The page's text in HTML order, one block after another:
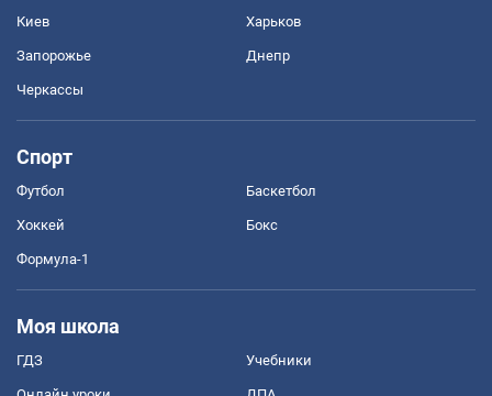
Киев Харьков
Запорожье Днепр
Черкассы
Спорт
Футбол Баскетбол
Хоккей Бокс
Формула-1
Моя школа
ГДЗ Учебники